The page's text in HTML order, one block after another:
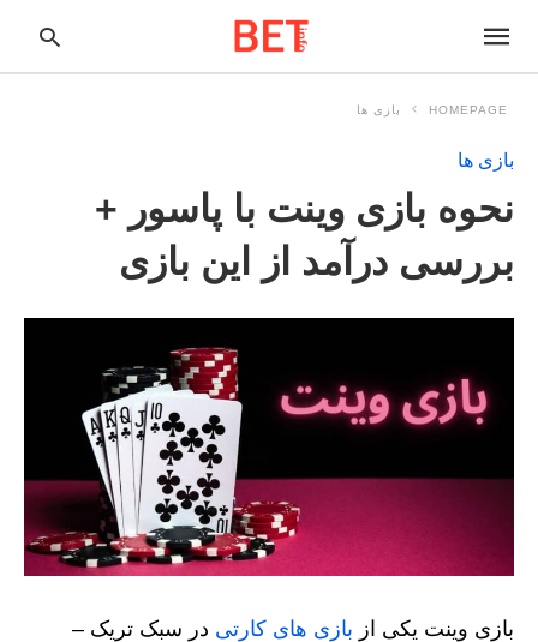
HOMEPAGE بازی ها
بازی ها
نحوه بازی وینت با پاسور +
بررسی درآمد از این بازی
بازی وینت یکی از بازی های کارتی در سبک تریک –